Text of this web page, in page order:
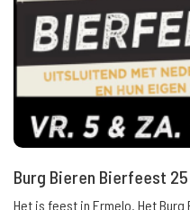
Burg Bieren Bierfeest
Het is feest in Ermelo. Het